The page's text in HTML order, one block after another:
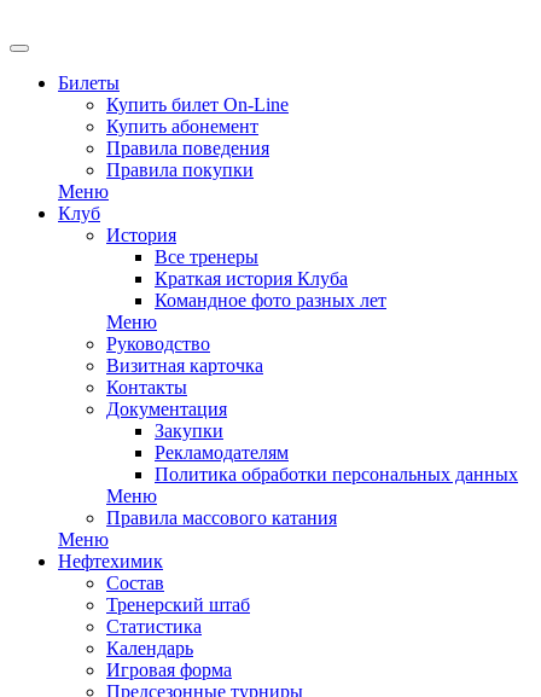
Билеты
Купить билет On-Line
Купить абонемент
Правила поведения
Правила покупки
Меню
Клуб
История
Все тренеры
Краткая история Клуба
Командное фото разных лет
Меню
Руководство
Визитная карточка
Контакты
Документация
Закупки
Рекламодателям
Политика обработки персональных данных
Меню
Правила массового катания
Меню
Нефтехимик
Состав
Тренерский штаб
Статистика
Календарь
Игровая форма
Предсезонные турниры